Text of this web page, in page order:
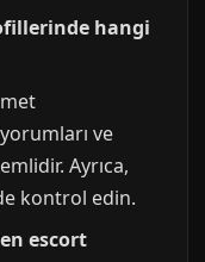
hangi
yorumları ve
Ayrıca,
kontrol edin.
escort